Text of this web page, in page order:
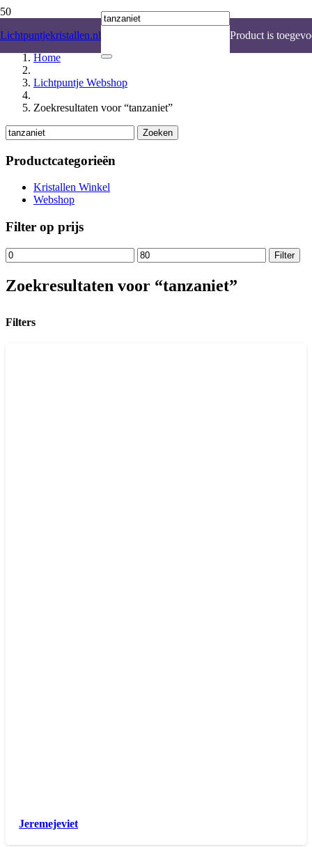
Lichtpuntjekristallen.nl Product is
Home
Lichtpuntje Webshop
Zoekresultaten voor “tanzaniet”
Zoeken
naar:
Zoeken
Productcategorieën
Kristallen Winkel
Webshop
Filter op prijs
Min.
prijs
Max.
prijs
Filter
Zoekresultaten voor “tanzaniet”
Filters
Jeremejeviet